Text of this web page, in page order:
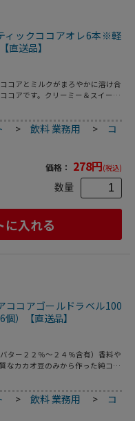
ィックココアオレ6本※軽
直送品】
コアとミルクがまろやかに溶け合
コアです。クリーミー＆スイート
本で１杯分ずつ手軽に入れられ、
>飲料 業務用 > コ
価格： 278円(税込)
数量
に入れる
ココアゴールドラベル100
）【直送品】
ター２２％～２４％含有）香料や
なカカオ豆のみから作った純ココ
>飲料 業務用 > コ